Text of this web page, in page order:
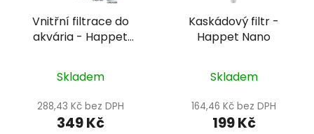
Vnitřní filtrace do
akvária - Happet
Skladem
288,43 Kč bez DPH
349 Kč
Kaskádový filtr -
Happet Nano
Skladem
164,46 Kč bez DPH
199 Kč